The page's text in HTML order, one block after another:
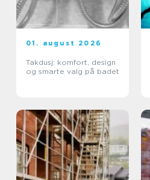
01. august 2026
Takdusj: komfort, design
og smarte valg på badet